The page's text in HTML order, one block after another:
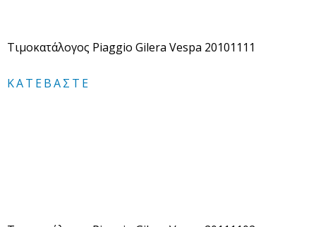
Τιμοκατάλογος Piaggio Gilera Vespa 20101111
ΚΑΤΕΒΆΣΤΕ